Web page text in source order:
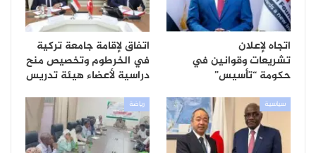
اتجاه لإعلان
تشريعات وقوانين في
حكومة “تأسيس”
اتفاق لإقامة جامعة تركية
في الخرطوم وتخصيص منح
دراسية لأعضاء هيئة تدريس
سياسية رياضة